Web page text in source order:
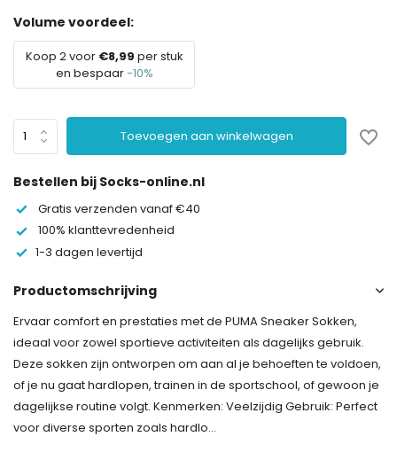
Volume voordeel:
Koop 2 voor €8,99 per stuk
en bespaar-10%
Toevoegen aan winkelwagen
Bestellen bij Socks-online.nl
Gratis verzenden vanaf €40
100% klanttevredenheid
1-3 dagen levertijd
Productomschrijving
Ervaar comfort en prestaties met de PUMA Sneaker Sokken,
ideaal voor zowel sportieve activiteiten als dagelijks gebruik.
Deze sokken zijn ontworpen om aan al je behoeften te voldoen,
of je nu gaat hardlopen, trainen in de sportschool, of gewoon je
dagelijkse routine volgt. Kenmerken: Veelzijdig Gebruik: Perfect
voor diverse sporten zoals hardlo...